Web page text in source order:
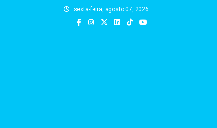
sexta-feira, agosto 07, 2026